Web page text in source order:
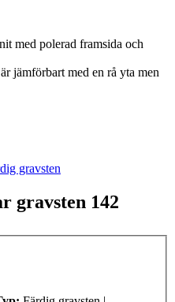
med polerad framsida och
jämförbart med en rå yta men
gravsten
gravsten 142